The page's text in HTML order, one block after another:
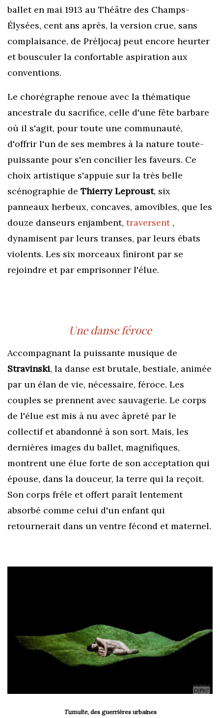
ballet en mai 1913 au Théâtre des Champs-
Élysées, cent ans après, la version crue, sans
complaisance, de Préljocaj peut encore heurter
et bousculer la confortable aspiration aux
conventions.
Le chorégraphe renoue avec la thématique
ancestrale du sacrifice, celle d'une fête barbare
où il s'agit, pour toute une communauté,
d'offrir l'un de ses membres à la nature toute-
puissante pour s'en concilier les faveurs. Ce
choix artistique s'appuie sur la très belle
scénographie de Thierry Leproust, six
panneaux herbeux, concaves, amovibles, que les
douze danseurs enjambent, traversent,
dynamisent par leurs transes, par leurs ébats
violents. Les six morceaux finiront par se
rejoindre et par emprisonner l'élue.
Une danse féroce
Accompagnant la puissante musique de
Stravinski, la danse est brutale, bestiale, animée
par un élan de vie, nécessaire, féroce. Les
couples se prennent avec sauvagerie. Le corps
de l'élue est mis à nu avec âpreté par le
collectif et abandonné à son sort. Mais, les
dernières images du ballet, magnifiques,
montrent une élue forte de son acceptation qui
épouse, dans la douceur, la terre qui la reçoit.
Son corps frêle et offert paraît lentement
absorbé comme celui d'un enfant qui
retournerait dans un ventre fécond et maternel.
Tumulte, des guerrières urbaines